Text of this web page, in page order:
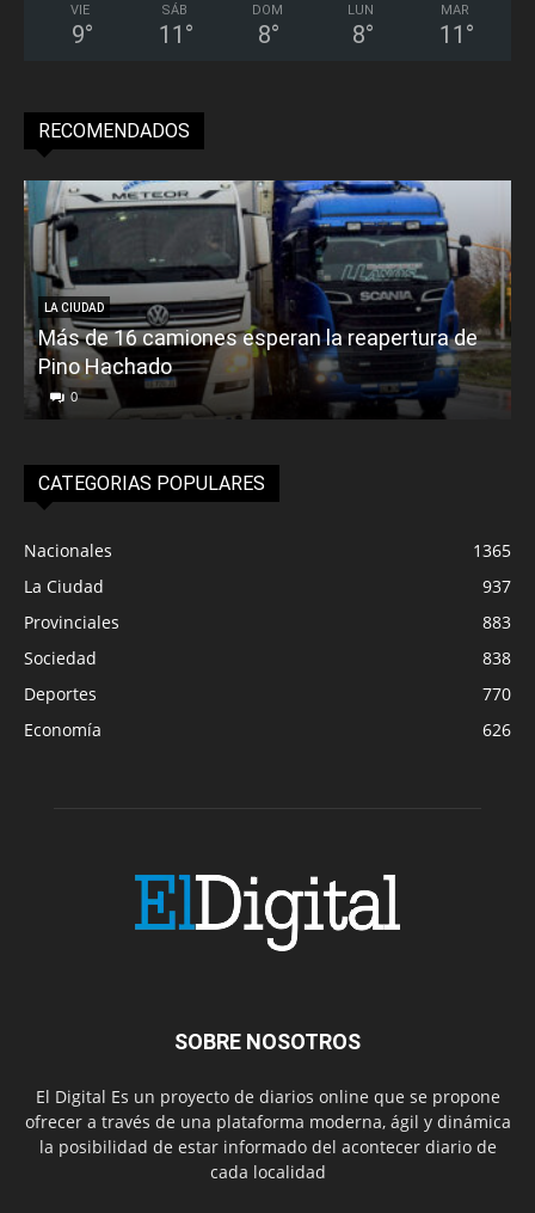
VIE
9°
SÁB
11 °
DOM
8°
LUN
8°
MAR
11 °
RECOMENDADOS
LA CIUDAD
Más de 16 camiones esperan la reapertura de
Pino Hachado
0
CATEGORIAS POPULARES
Nacionales
1365
La Ciudad
937
Provinciales
883
Sociedad
838
Deportes
770
Economía
626
SOBRE NOSOTROS
El Digital Es un proyecto de diarios online que se propone
ofrecer a través de una plataforma moderna, ágil y dinámica
la posibilidad de estar informado del acontecer diario de
cada localidad